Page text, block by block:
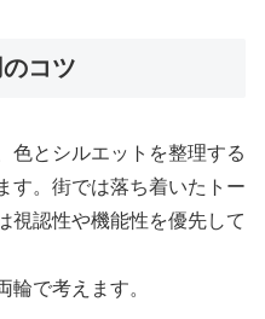
コツ
色とシルエットを整理する
す。街では落ち着いたトー
視認性や機能性を優先して
輪で考えます。